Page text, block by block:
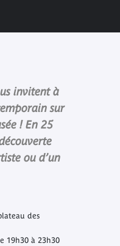
invitent à
sur
! En 25
ou d’un
des
19h30 à 23h30